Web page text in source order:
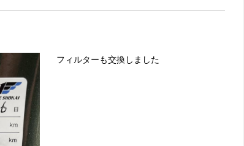
フィルターも交換しました